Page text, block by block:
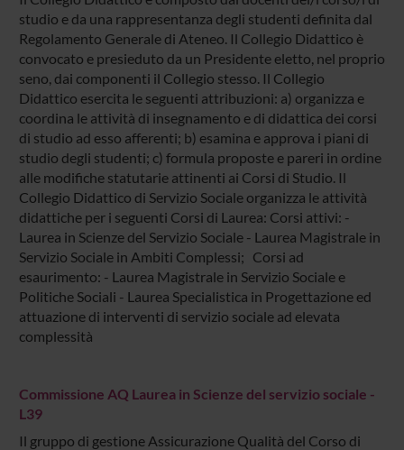
studio e da una rappresentanza degli studenti definita dal
Regolamento Generale di Ateneo. Il Collegio Didattico è
convocato e presieduto da un Presidente eletto, nel proprio
seno, dai componenti il Collegio stesso. Il Collegio
Didattico esercita le seguenti attribuzioni: a) organizza e
coordina le attività di insegnamento e di didattica dei corsi
di studio ad esso afferenti; b) esamina e approva i piani di
studio degli studenti; c) formula proposte e pareri in ordine
alle modifiche statutarie attinenti ai Corsi di Studio. Il
Collegio Didattico di Servizio Sociale organizza le attività
didattiche per i seguenti Corsi di Laurea: Corsi attivi: -
Laurea in Scienze del Servizio Sociale - Laurea Magistrale in
Servizio Sociale in Ambiti Complessi; Corsi ad
esaurimento: - Laurea Magistrale in Servizio Sociale e
Politiche Sociali - Laurea Specialistica in Progettazione ed
attuazione di interventi di servizio sociale ad elevata
complessità
Commissione AQ Laurea in Scienze del servizio sociale -
L39
Il gruppo di gestione Assicurazione Qualità del Corso di